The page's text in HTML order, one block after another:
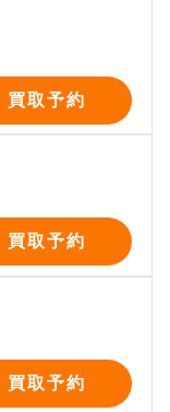
買取予約
買取予約
買取予約